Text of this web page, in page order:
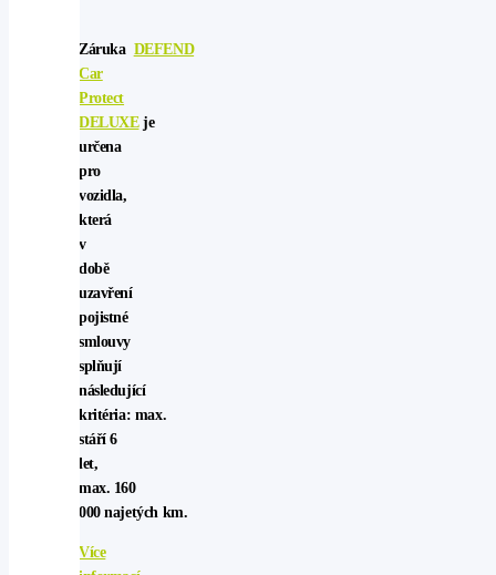
Záruka DEFEND
Car
Protect
DELUXEje
určena
pro
vozidla,
která
v
době
uzavření
pojistné
smlouvy
splňují
následující
kritéria: max.
stáří 6
let,
max. 160
000 najetých km.
Více